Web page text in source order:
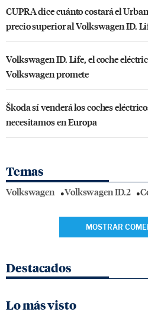
CUPRA dice cuánto costará el
precio superior al Volkswagen ID.
Volkswagen ID. Life, el coche
Volkswagen promete
Škoda sí venderá los coches
necesitamos en Europa
Temas
Volkswagen Volkswagen ID.2
MOSTRAR
Destacados
Lo más visto